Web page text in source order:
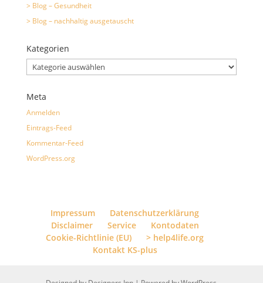
> Blog – Gesundheit
> Blog – nachhaltig ausgetauscht
Kategorien
Kategorien
Meta
Anmelden
Eintrags-Feed
Kommentar-Feed
WordPress.org
Impressum
Datenschutzerklärung
Disclaimer
Service
Kontodaten
Cookie-Richtlinie (EU)
> help4life.org
Kontakt KS-plus